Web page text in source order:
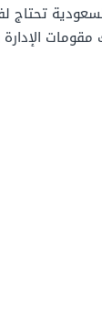
تحتاج
مقومات